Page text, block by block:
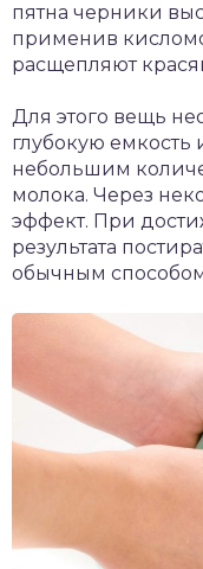
пятна черники
применив
расщепляют
Для этого вещь
глубокую емкость
небольшим
молока. Через
эффект. При
результата
обычным